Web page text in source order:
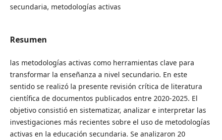
secundaria, metodologías activas
Resumen
las metodologías activas como herramientas clave para
transformar la enseñanza a nivel secundario. En este
sentido se realizó la presente revisión crítica de literatura
científica de documentos publicados entre 2020-2025. El
objetivo consistió en sistematizar, analizar e interpretar las
investigaciones más recientes sobre el uso de metodologías
activas en la educación secundaria. Se analizaron 20